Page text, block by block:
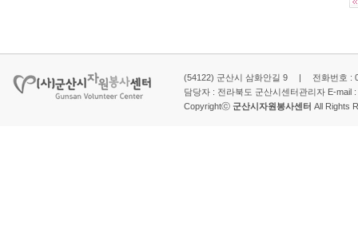
(54122) 군산시 삼화안길 9 | 전화번호 :
담당자 : 전라북도 군산시센터관리자 E-mail :
Copyrightⓒ 군산시자원봉사센터 All Rights